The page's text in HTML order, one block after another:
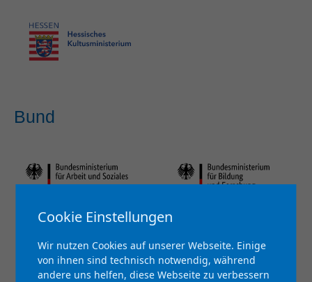
Bund
Cookie Einstellungen
Wir nutzen Cookies auf unserer Webseite. Einige
von ihnen sind technisch notwendig, während
andere uns helfen, diese Webseite zu verbessern